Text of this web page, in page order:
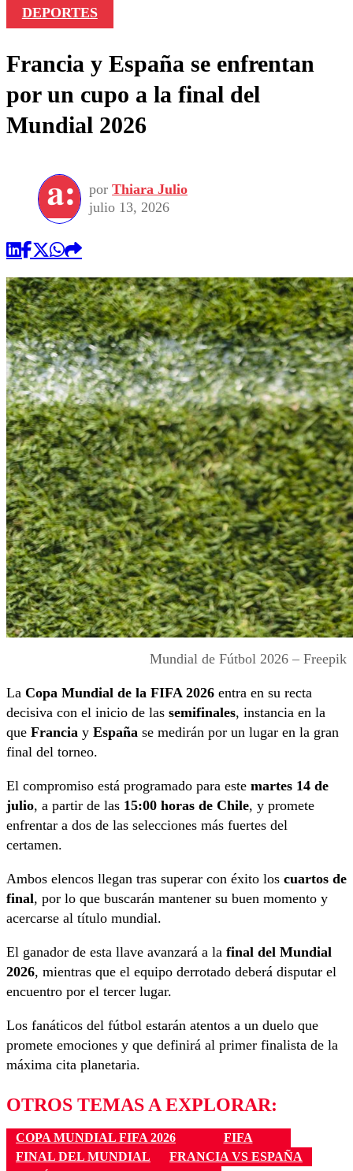
DEPORTES
Francia y España se enfrentan
por un cupo a la final del
Mundial 2026
por Thiara Julio
julio 13, 2026
Mundial de Fútbol 2026 – Freepik
La Copa Mundial de la FIFA 2026 entra en su recta
decisiva con el inicio de las semifinales, instancia en la
que Francia y España se medirán por un lugar en la gran
final del torneo.
El compromiso está programado para este martes 14 de
julio, a partir de las 15:00 horas de Chile, y promete
enfrentar a dos de las selecciones más fuertes del
certamen.
Ambos elencos llegan tras superar con éxito los cuartos de
final, por lo que buscarán mantener su buen momento y
acercarse al título mundial.
El ganador de esta llave avanzará a la final del Mundial
2026, mientras que el equipo derrotado deberá disputar el
encuentro por el tercer lugar.
Los fanáticos del fútbol estarán atentos a un duelo que
promete emociones y que definirá al primer finalista de la
máxima cita planetaria.
OTROS TEMAS A EXPLORAR:
COPA MUNDIAL FIFA 2026
FIFA
FINAL DEL MUNDIAL
FRANCIA VS ESPAÑA